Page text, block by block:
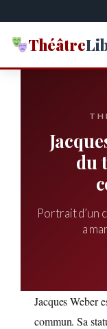
au
contenuThéâtre
du
Portrait d’un
a
Jacques Weber
commun. Sa